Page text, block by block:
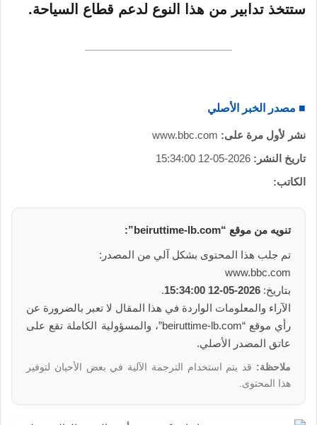
ستتخذ تدابير من هذا النوع لدعم قطاع السياحة.
■ مصدر الخبر الأصلي
نشر لأول مرة على: www.bbc.com
تاريخ النشر: 2026-05-12 15:34:00
الكاتب:
تنويه من موقع “beiruttime-lb.com”:
تم جلب هذا المحتوى بشكل آلي من المصدر:
www.bbc.com
بتاريخ: 2026-05-12 15:34:00
.
الآراء والمعلومات الواردة في هذا المقال لا تعبر بالضرورة عن
رأي موقع “beiruttime-lb.com”، والمسؤولية الكاملة تقع على
عاتق المصدر الأصلي.
ملاحظة: قد يتم استخدام الترجمة الآلية في بعض الأحيان لتوفير
هذا المحتوى.